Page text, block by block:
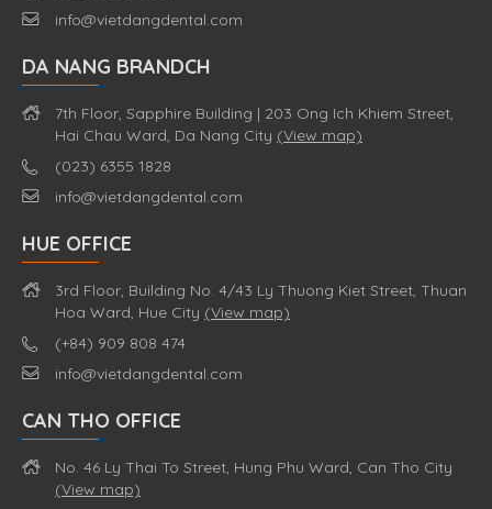
info@vietdangdental.com
DA NANG BRANDCH
7th Floor, Sapphire Building | 203 Ong Ich Khiem Street,
Hai Chau Ward, Da Nang City (View map)
(023) 6355 1828
info@vietdangdental.com
HUE OFFICE
3rd Floor, Building No. 4/43 Ly Thuong Kiet Street, Thuan
Hoa Ward, Hue City (View map)
(+84) 909 808 474
info@vietdangdental.com
CAN THO OFFICE
No. 46 Ly Thai To Street, Hung Phu Ward, Can Tho City
(View map)